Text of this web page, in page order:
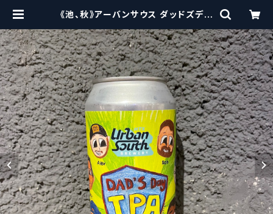
《池、秋》アーバンサウス ダッドズデイ
Day IPA【クラフトビール】 | craf
tbeerscissors